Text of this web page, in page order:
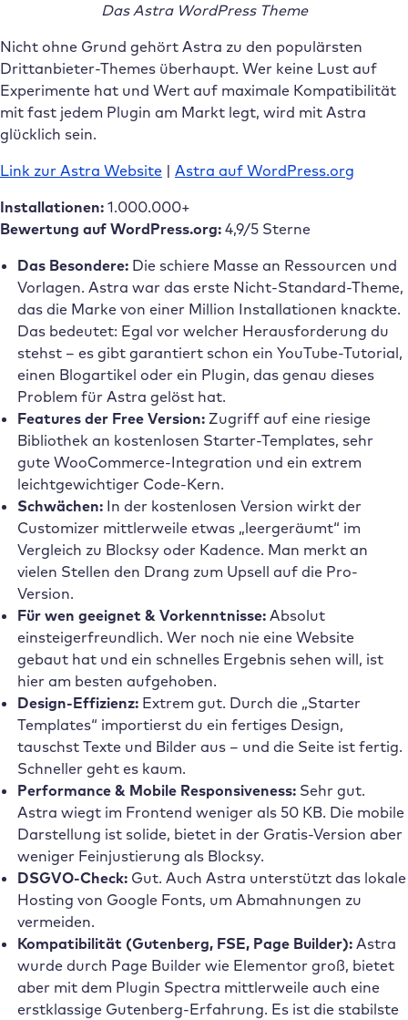
Das Astra WordPress Theme
Nicht ohne Grund gehört Astra zu den populärsten
Drittanbieter-Themes überhaupt. Wer keine Lust auf
Experimente hat und Wert auf maximale Kompatibilität
mit fast jedem Plugin am Markt legt, wird mit Astra
glücklich sein.
Link zur Astra Website | Astra auf WordPress.org
Installationen: 1.000.000+
Bewertung auf WordPress.org: 4,9/5 Sterne
Das Besondere:Die schiere Masse an Ressourcen und
Vorlagen. Astra war das erste Nicht-Standard-Theme,
das die Marke von einer Million Installationen knackte.
Das bedeutet: Egal vor welcher Herausforderung du
stehst – es gibt garantiert schon ein YouTube-Tutorial,
einen Blogartikel oder ein Plugin, das genau dieses
Problem für Astra gelöst hat.
Features der Free Version:Zugriff auf eine riesige
Bibliothek an kostenlosen Starter-Templates, sehr
gute WooCommerce-Integration und ein extrem
leichtgewichtiger Code-Kern.
Schwächen:In der kostenlosen Version wirkt der
Customizer mittlerweile etwas „leergeräumt“ im
Vergleich zu Blocksy oder Kadence. Man merkt an
vielen Stellen den Drang zum Upsell auf die Pro-
Version.
Für wen geeignet & Vorkenntnisse:Absolut
einsteigerfreundlich. Wer noch nie eine Website
gebaut hat und ein schnelles Ergebnis sehen will, ist
hier am besten aufgehoben.
Design-Effizienz:Extrem gut. Durch die „Starter
Templates“ importierst du ein fertiges Design,
tauschst Texte und Bilder aus – und die Seite ist fertig.
Schneller geht es kaum.
Performance & Mobile Responsiveness:Sehr gut.
Astra wiegt im Frontend weniger als 50 KB. Die mobile
Darstellung ist solide, bietet in der Gratis-Version aber
weniger Feinjustierung als Blocksy.
DSGVO-Check:Gut. Auch Astra unterstützt das lokale
Hosting von Google Fonts, um Abmahnungen zu
vermeiden.
Kompatibilität (Gutenberg, FSE, Page Builder):Astra
wurde durch Page Builder wie Elementor groß, bietet
aber mit dem Plugin Spectra mittlerweile auch eine
erstklassige Gutenberg-Erfahrung. Es ist die stabilste